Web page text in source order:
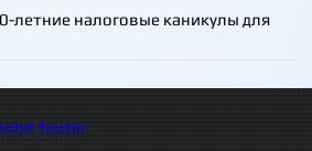
летние налоговые каникулы для